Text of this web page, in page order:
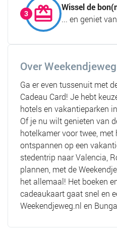
Wissel de
... en geniet
Over
Ga er even tussenuit met
Cadeau Card! Je hebt
hotels en vakantieparken
Of je nu wilt genieten van
hotelkamer voor twee,
ontspannen op een
stedentrip naar Valencia,
plannen, met de
het allemaal! Het boeken
cadeaukaart gaat snel en
Weekendjeweg.nl en